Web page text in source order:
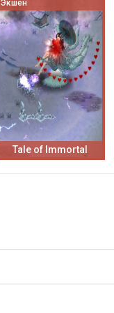
Экшен
Tale of Immortal